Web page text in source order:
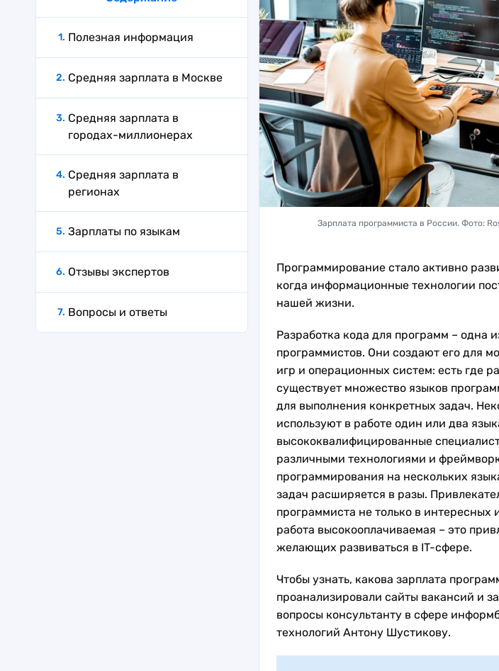
Полезная информация
Средняя зарплата в Москве
Средняя зарплата в
городах-миллионерах
Средняя зарплата в
регионах
Зарплаты по языкам
Отзывы экспертов
Вопросы и ответы
Зарплата программиста в России. Фото:
Программирование стало активно
когда информационные технологии
нашей жизни.
Разработка кода для программ – одна
программистов. Они создают его для
игр и операционных систем: есть где
существует множество языков
для выполнения конкретных задач.
используют в работе один или два
высококвалифицированные
различными технологиями и
программирования на нескольких
задач расширяется в разы.
программиста не только в интересных
работа высокооплачиваемая – это
желающих развиваться в IT-сфере.
Чтобы узнать, какова зарплата
проанализировали сайты вакансий и
вопросы консультанту в сфере
технологий Антону Шустикову.